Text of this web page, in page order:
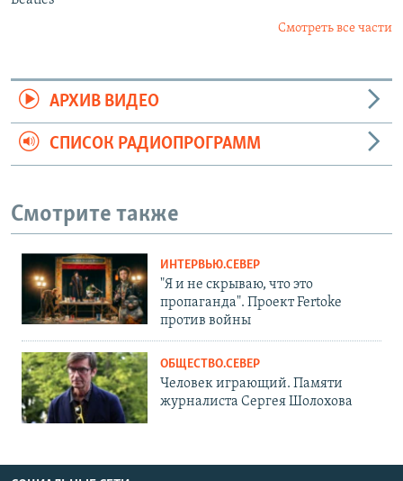
Смотреть все части
АРХИВ ВИДЕО
СПИСОК РАДИОПРОГРАММ
Смотрите также
ИНТЕРВЬЮ.СЕВЕР
"Я и не скрываю, что это
пропаганда". Проект Fertoke
против войны
ОБЩЕСТВО.СЕВЕР
Человек играющий. Памяти
журналиста Сергея Шолохова